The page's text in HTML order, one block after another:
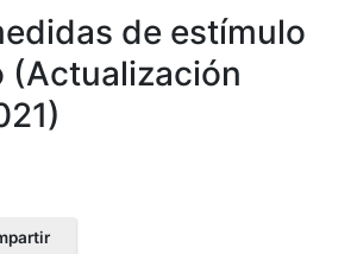
de estímulo
(Actualización